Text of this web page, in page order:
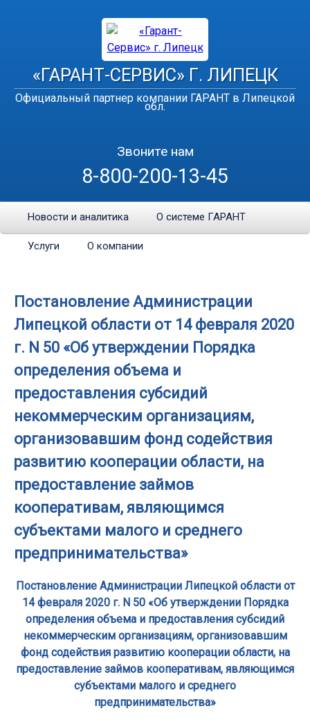
«ГАРАНТ-СЕРВИС» Г. ЛИПЕЦК
Официальный партнер компании ГАРАНТ в Липецкой
обл.
Звоните нам
8-800-200-13-45
Новости и аналитика О системе ГАРАНТ
Услуги О компании
Постановление Администрации
Липецкой области от 14 февраля 2020
г. N 50 «Об утверждении Порядка
определения объема и
предоставления субсидий
некоммерческим организациям,
организовавшим фонд содействия
развитию кооперации области, на
предоставление займов
кооперативам, являющимся
субъектами малого и среднего
предпринимательства»
Постановление Администрации Липецкой области от
14 февраля 2020 г. N 50 «Об утверждении Порядка
определения объема и предоставления субсидий
некоммерческим организациям, организовавшим
фонд содействия развитию кооперации области, на
предоставление займов кооперативам, являющимся
субъектами малого и среднего
предпринимательства»